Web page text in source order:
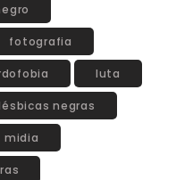
fotografia
luta
negras
midia